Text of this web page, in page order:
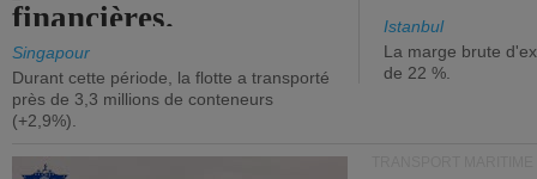
financières.
Singapour
Durant cette période, la flotte a transporté
près de 3,3 millions de conteneurs
(+2,9%).
Istanbul
La marge brute
de 22 %.